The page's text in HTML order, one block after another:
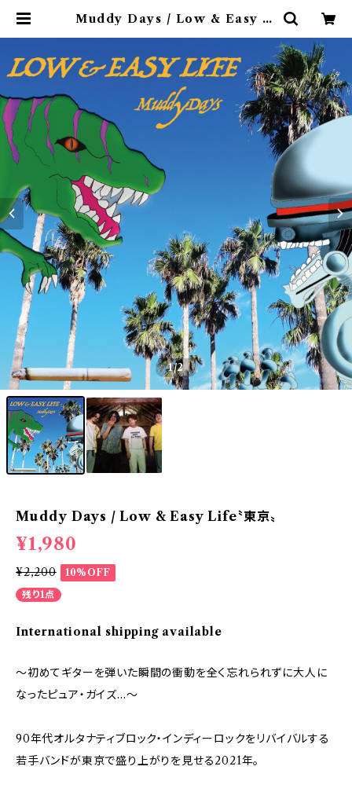
Muddy Days / Low & Easy Li
1/2
Muddy Days / Low & Easy Life〝東京〟
¥1,980
¥2,200
10%OFF
残り1点
International shipping available
～初めてギターを弾いた瞬間の衝動を全く忘れられずに大人に
なったピュア・ガイズ…～
90年代オルタナティブロック・インディーロックをリバイバルする
若手バンドが東京で盛り上がりを見せる2021年。